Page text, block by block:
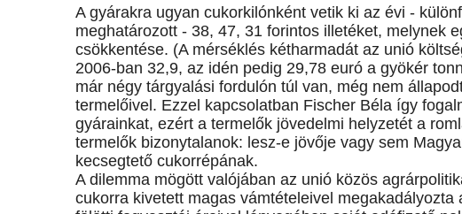
A gyárakra ugyan cukorkilónként vetik ki az évi -
meghatározott - 38, 47, 31 forintos illetéket, melynek
csökkentése. (A mérséklés kétharmadát az unió
2006-ban 32,9, az idén pedig 29,78 euró a gyökér
már négy tárgyalási fordulón túl van, még nem
termelőivel. Ezzel kapcsolatban Fischer Béla így
gyárainkat, ezért a termelők jövedelmi helyzetét a
termelők bizonytalanok: lesz-e jövője vagy sem
kecsegtető cukorrépának.
A dilemma mögött valójában az unió közös
cukorra kivetett magas vámtételeivel